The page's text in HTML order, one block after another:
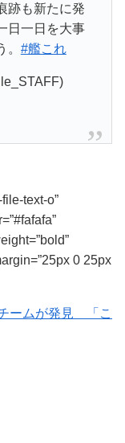
跡も新たに発
日一日を大事
#艦これ
text-o”
0 25px
ームが発見 「こ